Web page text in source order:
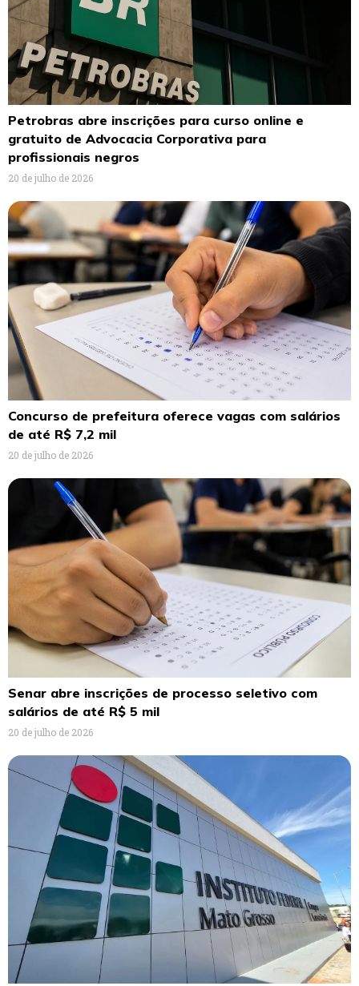
Petrobras abre inscrições para curso online e
gratuito de Advocacia Corporativa para
profissionais negros
20 de julho de 2026
Concurso de prefeitura oferece vagas com salários
de até R$ 7,2 mil
20 de julho de 2026
Senar abre inscrições de processo seletivo com
salários de até R$ 5 mil
20 de julho de 2026